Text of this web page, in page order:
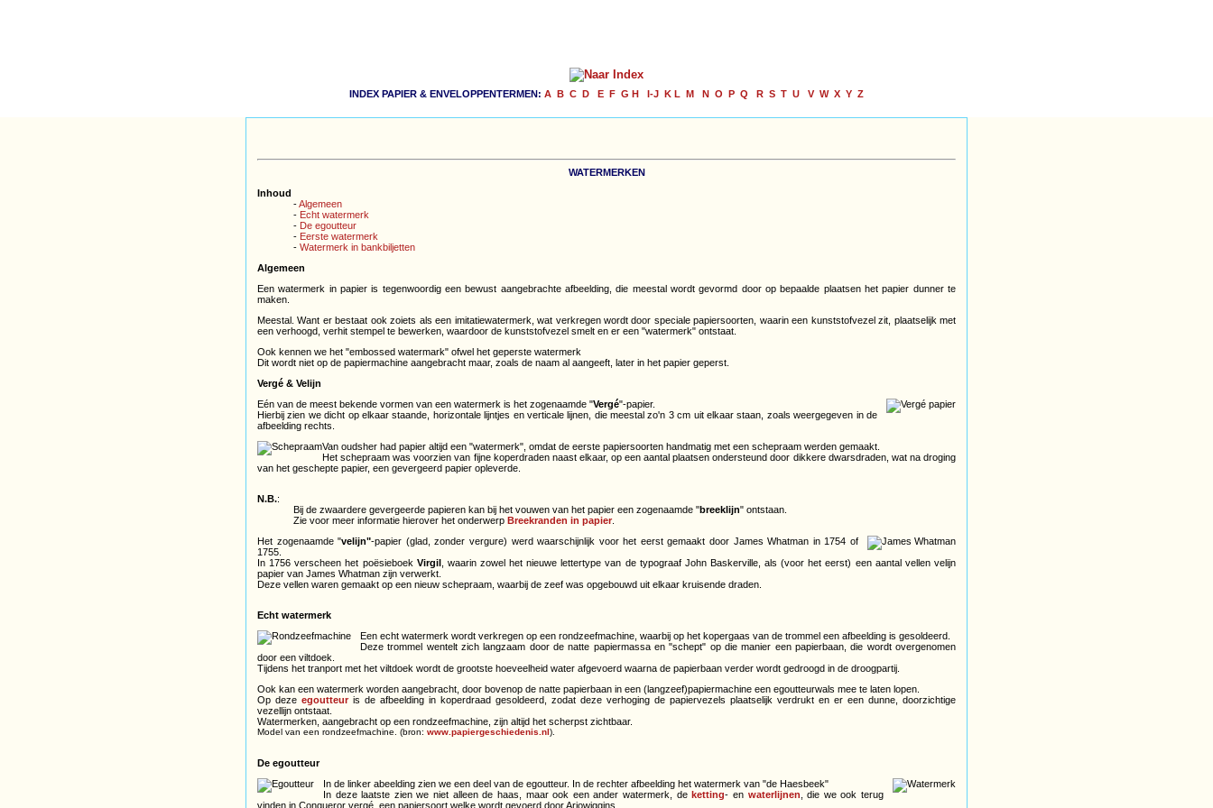
INDEX PAPIER & ENVELOPPENTERMEN: A B C D E F G H I-J K L M N O P Q R S T U V W X Y Z
WATERMERKEN
Inhoud
-Algemeen
- Echt watermerk
- De egoutteur
- Eerste watermerk
- Watermerk in bankbiljetten
Algemeen
Een watermerk in papier is tegenwoordig een bewust aangebrachte afbeelding, die meestal wordt gevormd door op bepaalde plaatsen het papier dunner te
maken.
Meestal. Want er bestaat ook zoiets als een imitatiewatermerk, wat verkregen wordt door speciale papiersoorten, waarin een kunststofvezel zit, plaatselijk met
een verhoogd, verhit stempel te bewerken, waardoor de kunststofvezel smelt en er een "watermerk" ontstaat.
Ook kennen we het "embossed watermark" ofwel het geperste watermerk
Dit wordt niet op de papiermachine aangebracht maar, zoals de naam al aangeeft, later in het papier geperst.
Vergé & Velijn
Eén van de meest bekende vormen van een watermerk is het zogenaamde "Vergé"-papier.
Hierbij zien we dicht op elkaar staande, horizontale lijntjes en verticale lijnen, die meestal zo'n 3 cm uit elkaar staan, zoals weergegeven in de
afbeelding rechts.
Van oudsher had papier altijd een "watermerk", omdat de eerste papiersoorten handmatig met een schepraam werden gemaakt.
Het schepraam was voorzien van fijne koperdraden naast elkaar, op een aantal plaatsen ondersteund door dikkere dwarsdraden, wat na droging
van het geschepte papier, een gevergeerd papier opleverde.
N.B.:
Bij de zwaardere gevergeerde papieren kan bij het vouwen van het papier een zogenaamde "breeklijn" ontstaan.
Zie voor meer informatie hierover het onderwerp Breekranden in papier.
Het zogenaamde "velijn"-papier (glad, zonder vergure) werd waarschijnlijk voor het eerst gemaakt door James Whatman in 1754 of
1755.
In 1756 verscheen het poësieboek Virgil, waarin zowel het nieuwe lettertype van de typograaf John Baskerville, als (voor het eerst) een aantal vellen velijn
papier van James Whatman zijn verwerkt.
Deze vellen waren gemaakt op een nieuw schepraam, waarbij de zeef was opgebouwd uit elkaar kruisende draden.
Echt watermerk
Een echt watermerk wordt verkregen op een rondzeefmachine, waarbij op het kopergaas van de trommel een afbeelding is gesoldeerd.
Deze trommel wentelt zich langzaam door de natte papiermassa en "schept" op die manier een papierbaan, die wordt overgenomen
door een viltdoek.
Tijdens het tranport met het viltdoek wordt de grootste hoeveelheid water afgevoerd waarna de papierbaan verder wordt gedroogd in de droogpartij.
Ook kan een watermerk worden aangebracht, door bovenop de natte papierbaan in een (langzeef)papiermachine een egoutteurwals mee te laten lopen.
Op deze egoutteuris de afbeelding in koperdraad gesoldeerd, zodat deze verhoging de papiervezels plaatselijk verdrukt en er een dunne, doorzichtige
vezellijn ontstaat.
Watermerken, aangebracht op een rondzeefmachine, zijn altijd het scherpst zichtbaar.
Model van een rondzeefmachine. (bron: www.papiergeschiedenis.nl).
De egoutteur
In de linker abeelding zien we een deel van de egoutteur. In de rechter afbeelding het watermerk van "de Haesbeek"
In deze laatste zien we niet alleen de haas, maar ook een ander watermerk, deketting- en waterlijnen , die we ook terug
vinden in Conqueror vergé, een papiersoort welke wordt gevoerd door Arjowiggins.